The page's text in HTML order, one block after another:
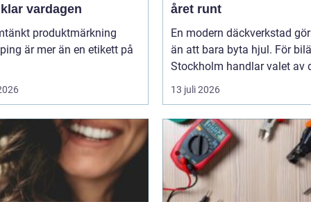
vardagen
produktmärkning
är mer än en etikett på
året runt
En modern däckverkstad
än att bara byta hjul. För
Stockholm handlar valet av
13 juli 2026